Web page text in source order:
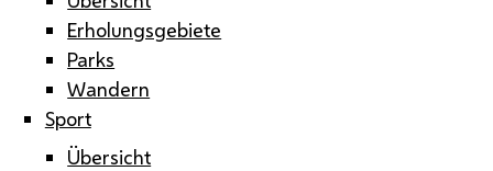
Erholungsgebiete
Parks
Wandern
Sport
Übersicht